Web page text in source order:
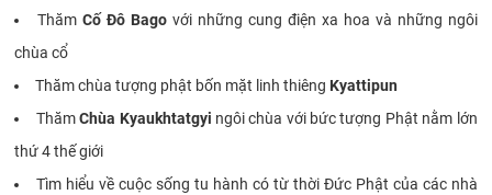
ThămCố Đô Bago với những cung điện xa hoa và những ngôi
chùa cổ
Thăm chùa tượng phật bốn mặt linh thiêng Kyattipun
ThămChùa Kyaukhtatgyi ngôi chùa với bức tượng Phật nằm lớn
thứ 4 thế giới
Tìm hiểu về cuộc sống tu hành có từ thời Đức Phật của các nhà